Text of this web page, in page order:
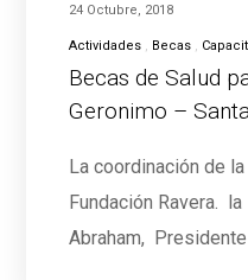
24 Octubre, 2018
Actividades Becas
Becas de Salud
Geronimo –
La coordinación de
Fundación Ravera.
Abraham, Presidente